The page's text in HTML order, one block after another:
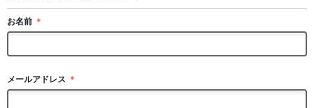
お名前 ＊
メールアドレス ＊